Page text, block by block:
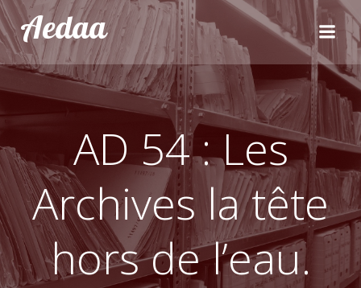
Aller
au
contenu
Aedaa
AD 54 : Les
Archives la tête
hors de l’eau.